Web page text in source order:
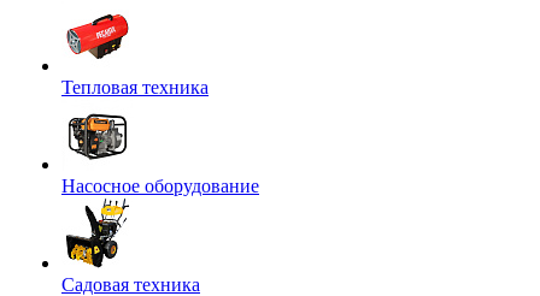
Тепловая техника
Насосное оборудование
Садовая техника